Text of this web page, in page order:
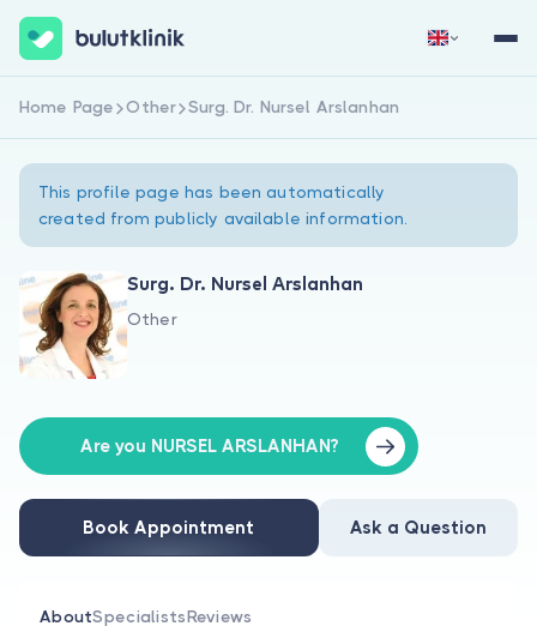
About Us
For Doctors
Are you a doctor?
Sign Up Now Sign In
Home Page Other Surg. Dr. Nursel Arslanhan
This profile page has been automatically
created from publicly available information.
Surg. Dr. Nursel Arslanhan
Other
Are you NURSEL ARSLANHAN?
Book Appointment Ask a Question
AboutSpecialistsReviews